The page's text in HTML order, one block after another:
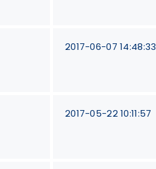
2017-06-07 14:48:33
2017-05-22 10:11:57